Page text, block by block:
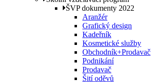
ŠVP dokumenty 2022
Aranžér
Grafický design
Kadeřník
Kosmetické služby
Obchodník+Prodavač
Podnikání
Prodavač
Šití oděvů